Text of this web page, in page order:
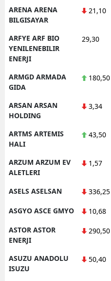
ARENA ARENA
BILGISAYAR
21,10
ARFYE ARF BIO
YENILENEBILIR
ENERJI
29,30
ARMGD ARMADA
GIDA
180,50
ARSAN ARSAN
HOLDING
3,34
ARTMS ARTEMIS
HALI
43,50
ARZUM ARZUM EV
ALETLERI
1,57
ASELS ASELSAN 336,25
ASGYO ASCE GMYO 10,68
ASTOR ASTOR
ENERJI
290,50
ASUZU ANADOLU
ISUZU
50,40